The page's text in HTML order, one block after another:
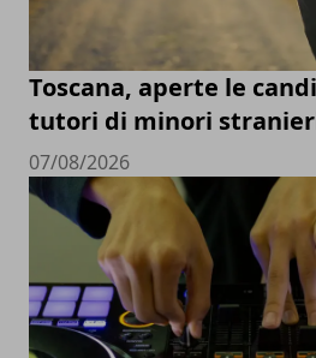
Toscana, aperte le
tutori di minori
07/08/2026